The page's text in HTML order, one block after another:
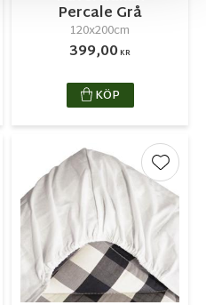
Percale Grå
120x200cm
399,00KR
KÖP
till i favoriter Lägg